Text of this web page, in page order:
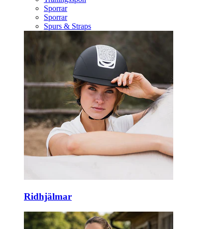
Sporrar
Sporrar
Spurs & Straps
Ridhjälmar